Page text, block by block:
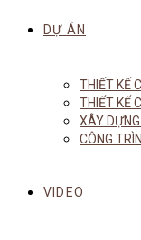
DỰ ÁN
THIẾT KẾ
THIẾT KẾ
XÂY
CÔNG
VIDEO